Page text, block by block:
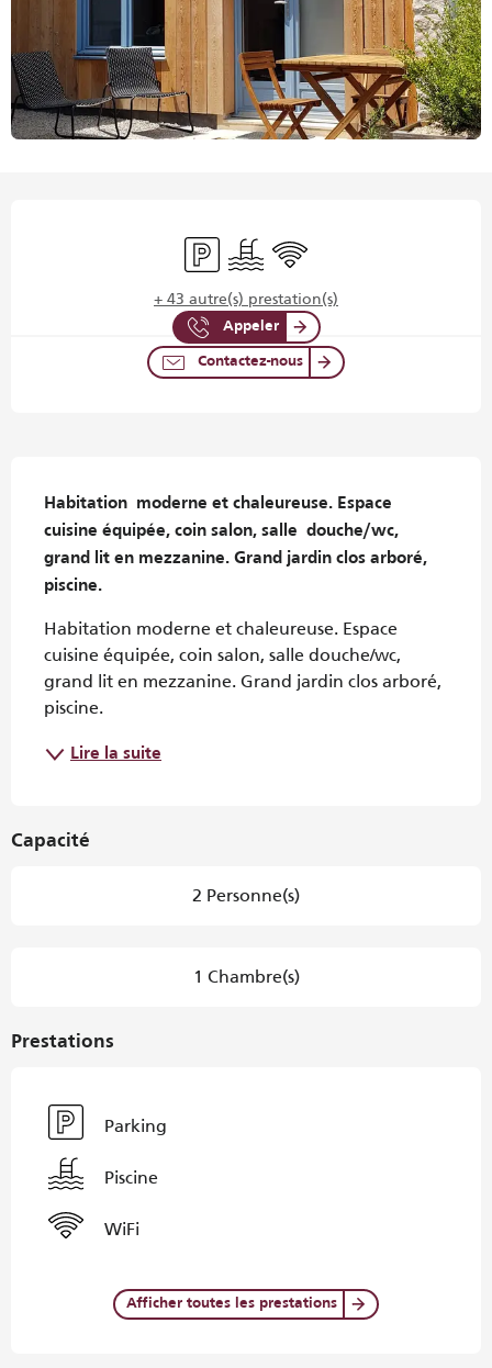
ParkingPiscineWiFi
+ 43 autre(s) prestation(s)
Appeler
Contactez-nous
Habitation  moderne et chaleureuse. Espace
cuisine équipée, coin salon, salle  douche/wc,
grand lit en mezzanine. Grand jardin clos arboré,
piscine.
Habitation moderne et chaleureuse. Espace
cuisine équipée, coin salon, salle douche/wc,
grand lit en mezzanine. Grand jardin clos arboré,
piscine.
Lire la suite
Capacité
2 Personne(s)
1 Chambre(s)
Prestations
Parking
Piscine
WiFi
Afficher toutes les prestations